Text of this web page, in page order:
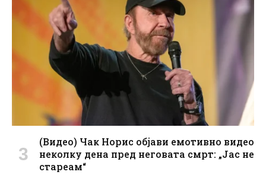
(Видео) Чак Норис објави емотивно видео
неколку дена пред неговата смрт: „Јас не
стареам“